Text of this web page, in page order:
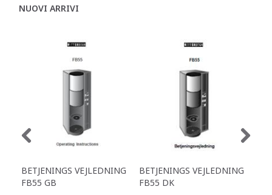
NUOVI ARRIVI
BETJENINGS VEJLEDNING
FB55 GB
BETJENINGS VEJLEDNING
FB55 DK